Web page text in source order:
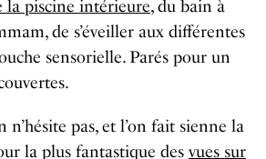
la piscine intérieure, du bain à
de s’éveiller aux différentes
sensorielle. Parés pour un
n’hésite pas, et l’on fait sienne la
la plus fantastique desvues sur